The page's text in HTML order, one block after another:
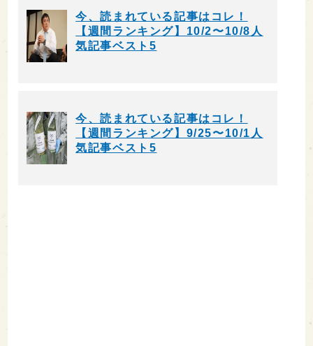
今、読まれている記事はコレ！
【週間ランキング】10/2〜10/8人
気記事ベスト5
今、読まれている記事はコレ！
【週間ランキング】9/25〜10/1人
気記事ベスト5